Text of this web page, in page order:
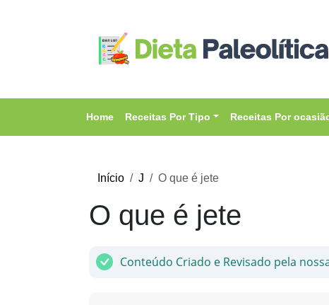
Home Receitas Por Tipo Receitas Por
Início J O que é jete
O que é jete
Conteúdo Criado e Revisado pela